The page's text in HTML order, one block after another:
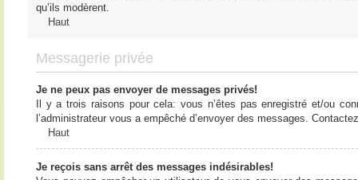
qu’ils modèrent.
Haut
Messagerie privée
Je ne peux pas envoyer de messages privés!
Il y a trois raisons pour cela: vous n’êtes pas enregistré et/ou
l’administrateur vous a empêché d’envoyer des messages.
Haut
Je reçois sans arrêt des messages indésirables!